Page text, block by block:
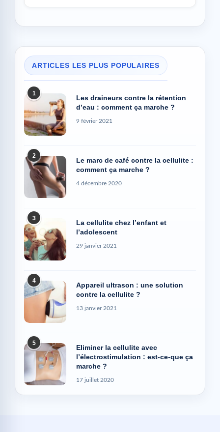
ARTICLES LES PLUS POPULAIRES
1
Les draineurs contre la rétention
d’eau : comment ça marche ?
9 février 2021
2
Le marc de café contre la cellulite :
comment ça marche ?
4 décembre 2020
3
La cellulite chez l’enfant et
l’adolescent
29 janvier 2021
4
Appareil ultrason : une solution
contre la cellulite ?
13 janvier 2021
5
Eliminer la cellulite avec
l’électrostimulation : est-ce-que ça
marche ?
17 juillet 2020